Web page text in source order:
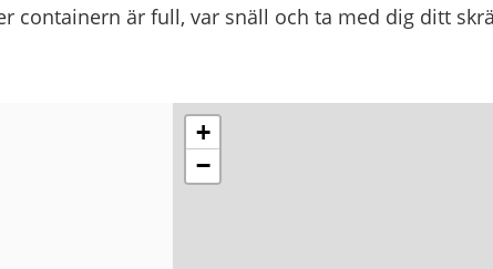
containern är full, var snäll och ta med dig ditt
+
−